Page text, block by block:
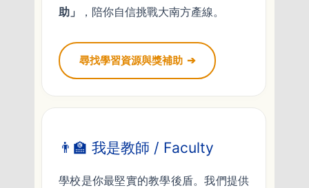
助」
，陪你自信挑戰大南方產線。
尋找學習資源與獎補助 ➔
👨‍🏫 我是教師 / Faculty
學校是你最堅實的教學後盾。我們提供